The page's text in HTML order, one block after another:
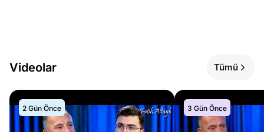
Videolar Tümü
2 Gün Önce 3 Gün Önce